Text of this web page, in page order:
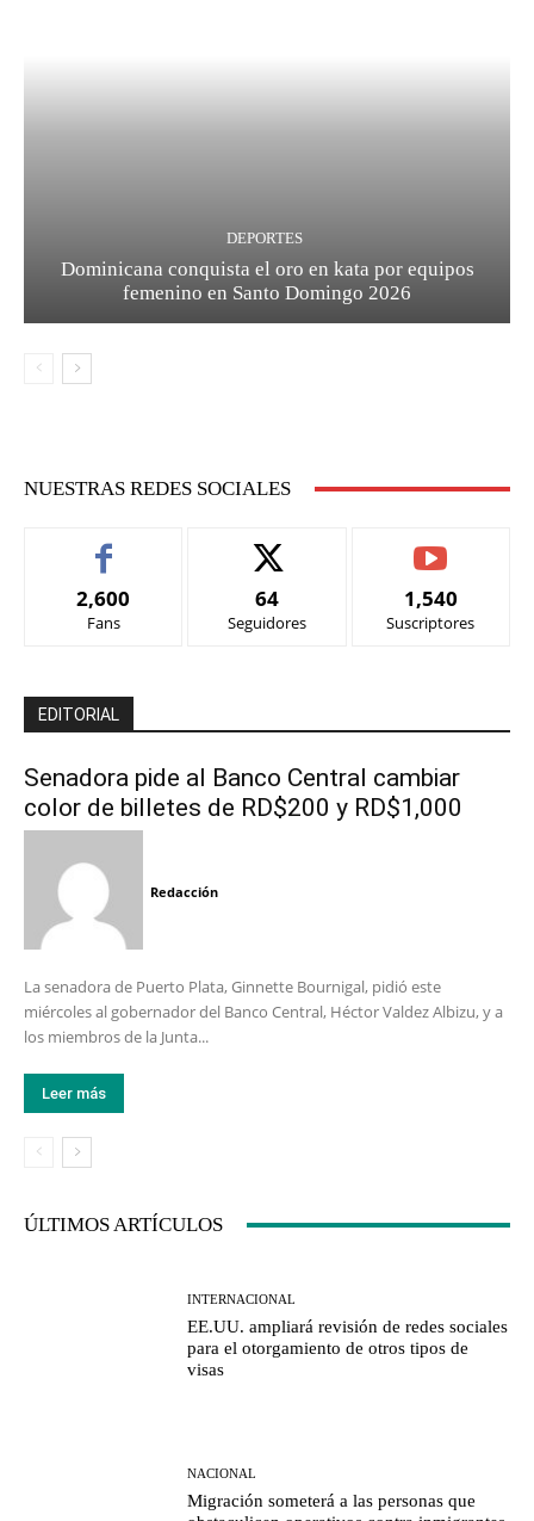
DEPORTES
Dominicana conquista el oro en kata por equipos
femenino en Santo Domingo 2026
NUESTRAS REDES SOCIALES
2,600
Fans
64
Seguidores
1,540
Suscriptores
EDITORIAL
Senadora pide al Banco Central cambiar
color de billetes de RD$200 y RD$1,000
Redacción
La senadora de Puerto Plata, Ginnette Bournigal, pidió este
miércoles al gobernador del Banco Central, Héctor Valdez Albizu, y a
los miembros de la Junta...
Leer más
ÚLTIMOS ARTÍCULOS
INTERNACIONAL
EE.UU. ampliará revisión de redes sociales
para el otorgamiento de otros tipos de
visas
NACIONAL
Migración someterá a las personas que